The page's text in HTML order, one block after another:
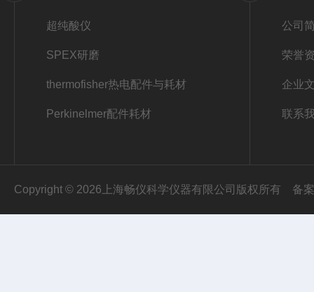
超纯酸仪
SPEX研磨
thermofisher热电配件与耗材
Perkinelmer配件耗材
公司
荣誉
企业
联系
Copyright © 2026上海畅仪科学仪器有限公司版权所有 备